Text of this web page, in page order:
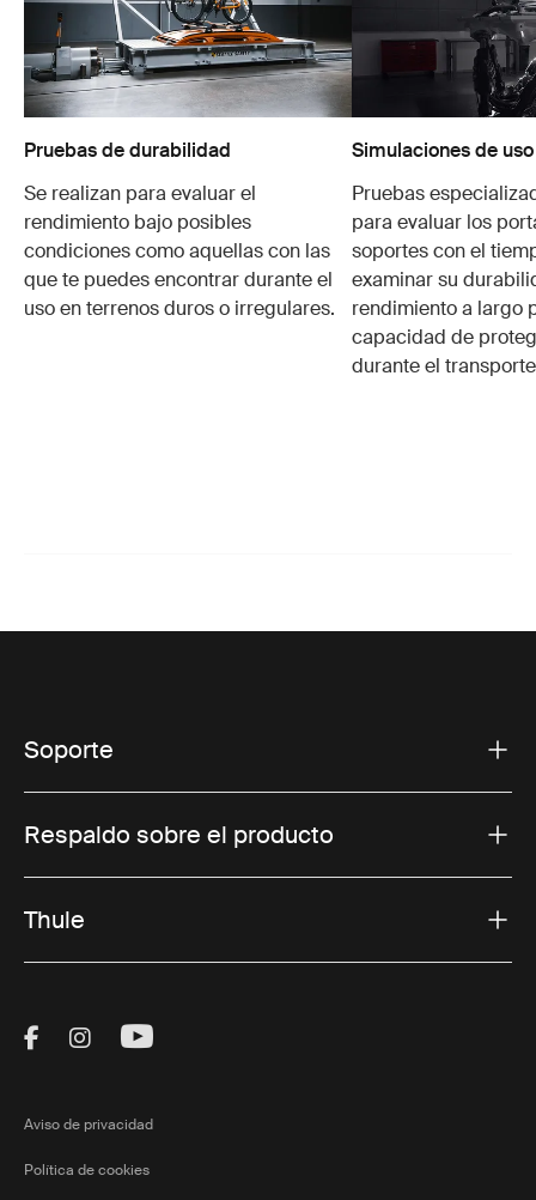
Pruebas de durabilidad
Se realizan para evaluar el
rendimiento bajo posibles
condiciones como aquellas con las
que te puedes encontrar durante el
uso en terrenos duros o irregulares.
Simulaciones de
Pruebas
para evaluar los
soportes con el
examinar su
rendimiento a largo
capacidad de
durante el
Soporte
Respaldo sobre el producto
Thule
Visit Thule on Facebook (external link)
Visit Thule on Instagram (external link)
Visit Thule on Youtube (external
Aviso de privacidad
Política de cookies